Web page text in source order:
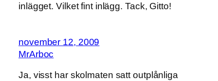
inlägget. Vilket fint inlägg. Tack, Gitto!
november 12, 2009
MrArboc
Ja, visst har skolmaten satt outplånliga